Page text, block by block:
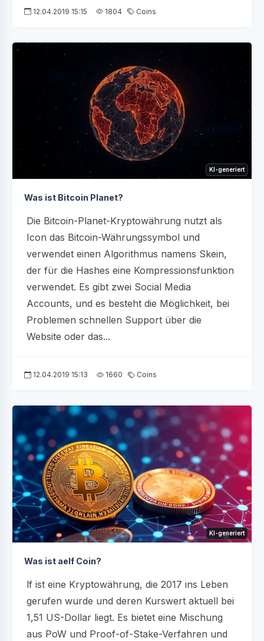
12.04.2019 15:15 1804 Coins
KI-generiert
Was ist Bitcoin Planet?
Die Bitcoin-Planet-Kryptowährung nutzt als
Icon das Bitcoin-Währungssymbol und
verwendet einen Algorithmus namens Skein,
der für die Hashes eine Kompressionsfunktion
verwendet. Es gibt zwei Social Media
Accounts, und es besteht die Möglichkeit, bei
Problemen schnellen Support über die
Website oder das...
12.04.2019 15:13 1660 Coins
KI-generiert
Was ist aelf Coin?
lf ist eine Kryptowährung, die 2017 ins Leben
gerufen wurde und deren Kurswert aktuell bei
1,51 US-Dollar liegt. Es bietet eine Mischung
aus PoW und Proof-of-Stake-Verfahren und